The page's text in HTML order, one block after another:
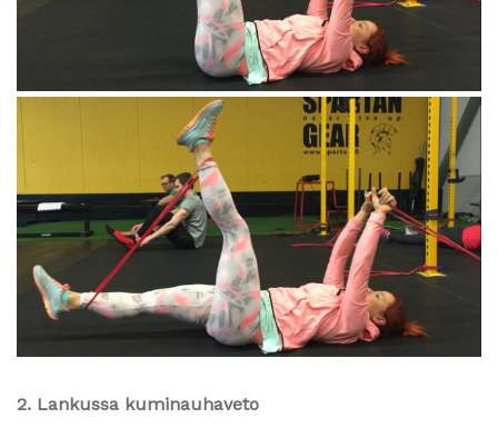
2. Lankussa kuminauhaveto